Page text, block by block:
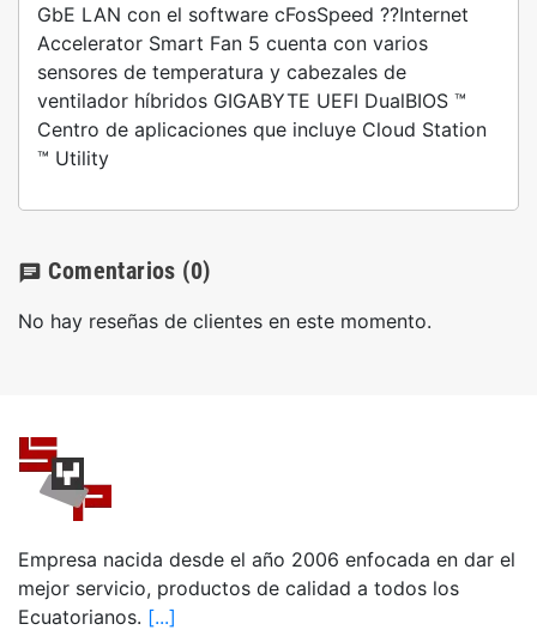
GbE LAN con el software cFosSpeed ??Internet
Accelerator Smart Fan 5 cuenta con varios
sensores de temperatura y cabezales de
ventilador híbridos GIGABYTE UEFI DualBIOS ™
Centro de aplicaciones que incluye Cloud Station
™ Utility
chat Comentarios (0)
No hay reseñas de clientes en este momento.
Empresa nacida desde el año 2006 enfocada en dar el
mejor servicio, productos de calidad a todos los
Ecuatorianos. [...]